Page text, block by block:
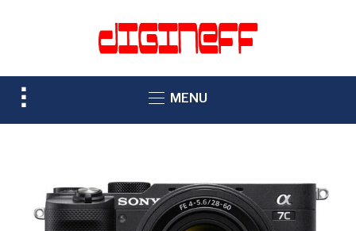
TOGGLE
SIDEBAR
MENU